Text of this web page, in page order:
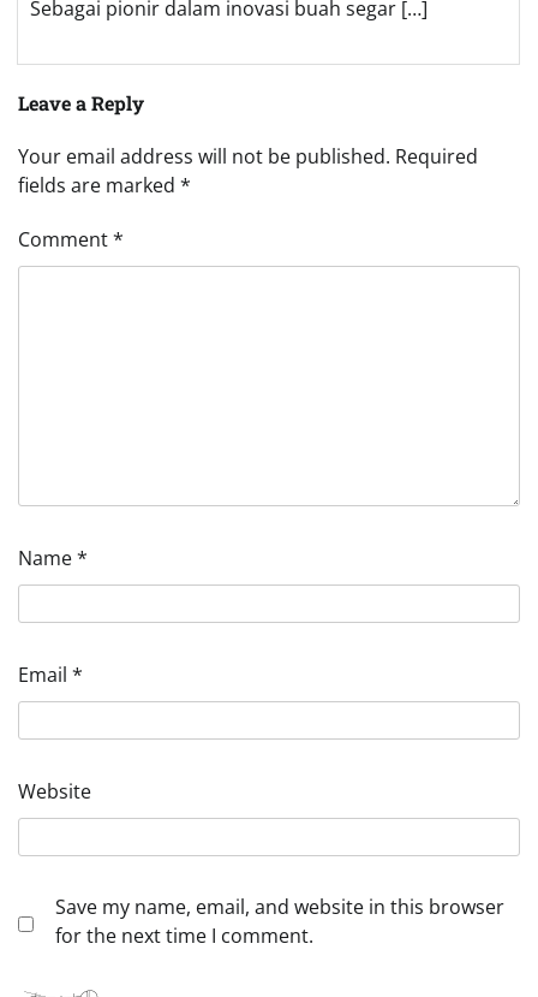
Sebagai pionir dalam inovasi buah segar […]
Leave a Reply
Your email address will not be published. Required
fields are marked *
Comment*
Name*
Email *
Website
Save my name, email, and website in this browser
for the next time I comment.